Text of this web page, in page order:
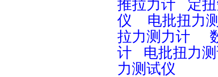
推拉力计
定
仪
电批扭力
拉力测力计
计
电批扭力
力测试仪